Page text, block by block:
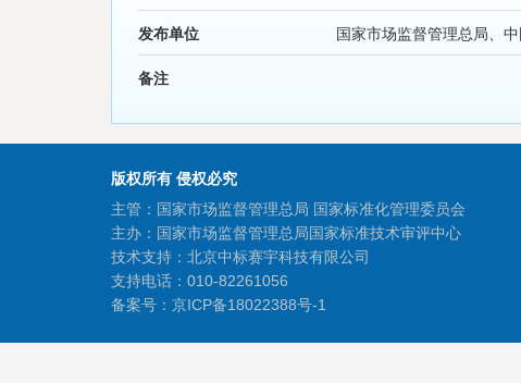
发布单位 国家市场监督管理总局、
备注
版权所有 侵权必究
主管：国家市场监督管理总局 国家标准化管理委员会
主办：国家市场监督管理总局国家标准技术审评中心
技术支持：北京中标赛宇科技有限公司
支持电话：010-82261056
备案号： 京ICP备18022388号-1